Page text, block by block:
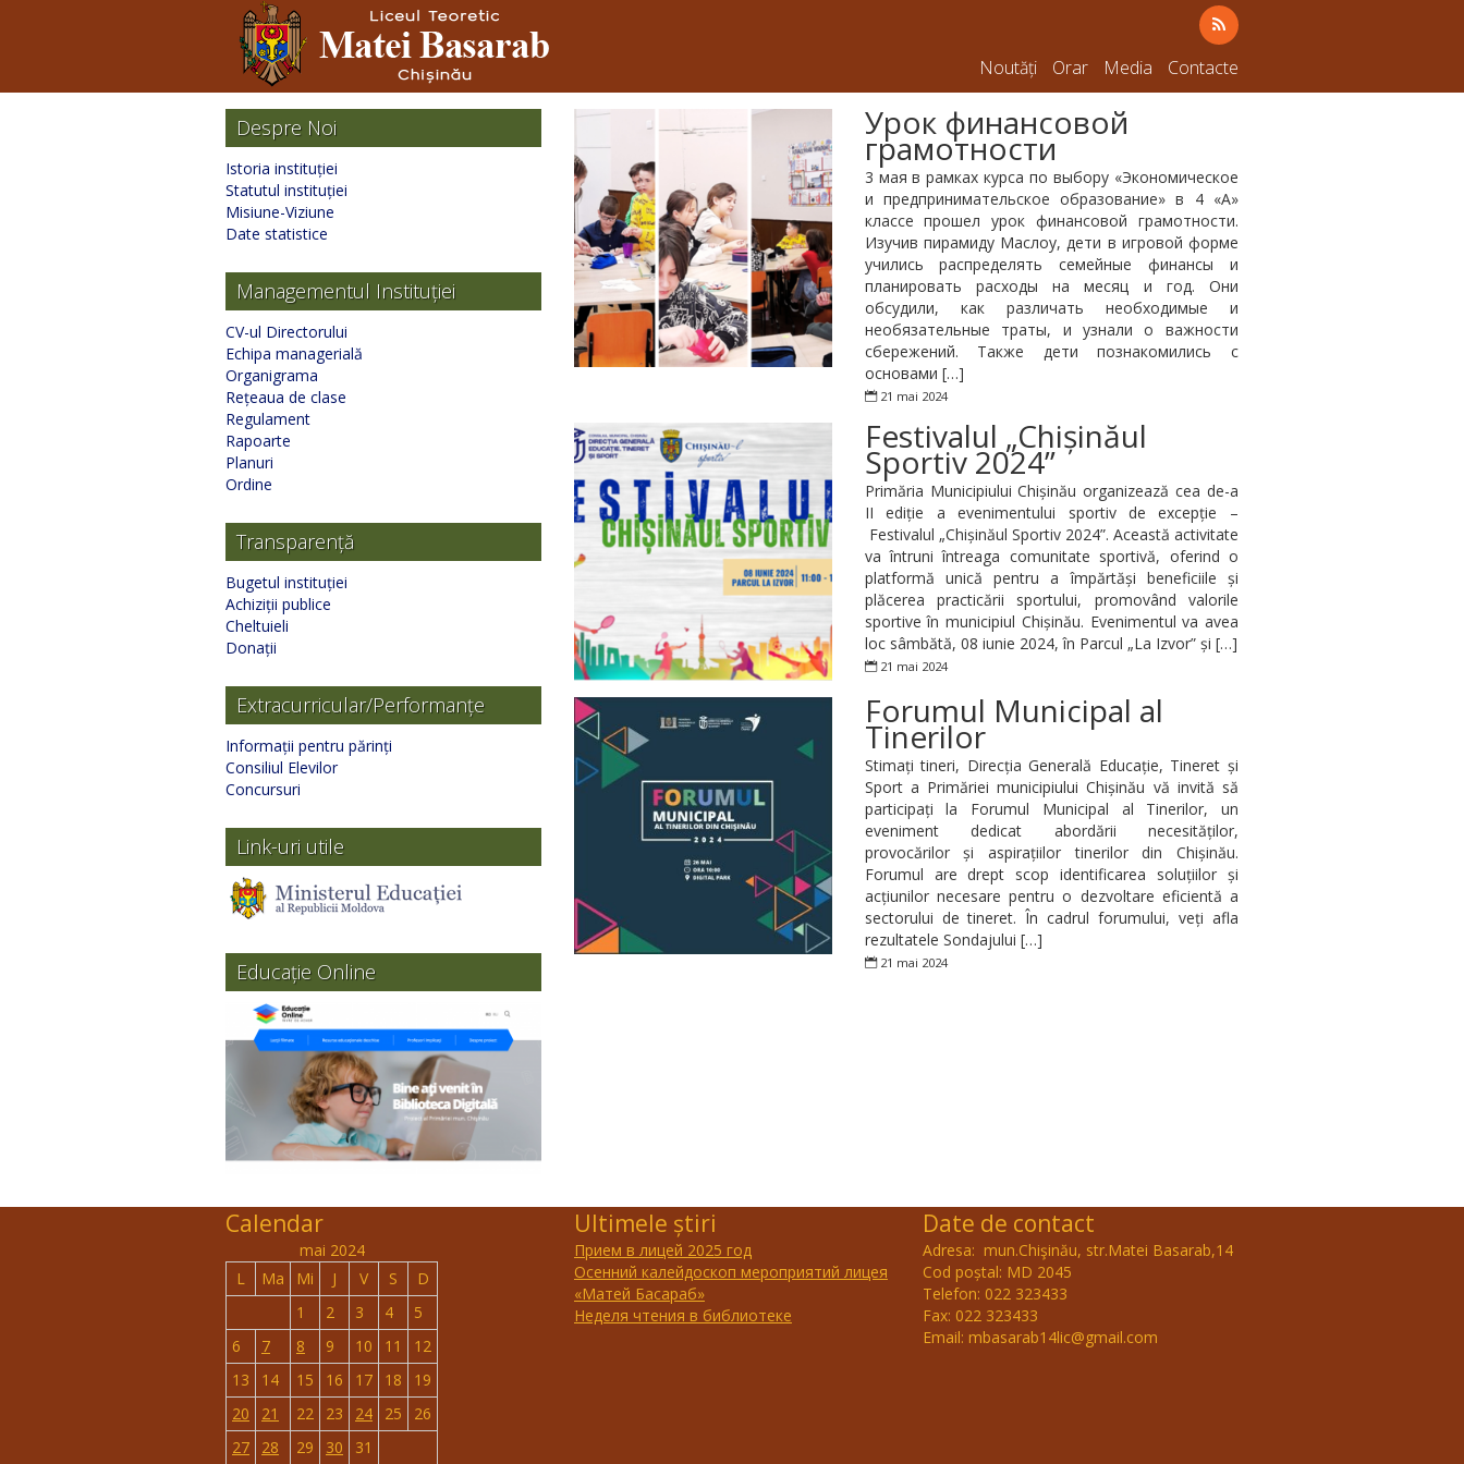
Noutăți Orar Media Contacte
Despre Noi
Istoria instituției
Statutul instituției
Misiune-Viziune
Date statistice
Managementul Instituției
CV-ul Directorului
Echipa managerială
Organigrama
Rețeaua de clase
Regulament
Rapoarte
Planuri
Ordine
Transparență
Bugetul instituției
Achiziții publice
Cheltuieli
Donații
Extracurricular/Performanțe
Informații pentru părinți
Consiliul Elevilor
Concursuri
Link-uri utile
Educație Online
Урок финансовой
грамотности
3 мая в рамках курса по выбору «Экономическое
и предпринимательское образование» в 4 «А»
классе прошел урок финансовой грамотности.
Изучив пирамиду Маслоу, дети в игровой форме
учились распределять семейные финансы и
планировать расходы на месяц и год. Они
обсудили, как различать необходимые и
необязательные траты, и узнали о важности
сбережений. Также дети познакомились с
основами […]
21 mai 2024
Festivalul „Chișinăul
Sportiv 2024”
Primăria Municipiului Chișinău organizează cea de-a
II ediție a evenimentului sportiv de excepție –
Festivalul „Chișinăul Sportiv 2024”. Această activitate
va întruni întreaga comunitate sportivă, oferind o
platformă unică pentru a împărtăși beneficiile și
plăcerea practicării sportului, promovând valorile
sportive în municipiul Chișinău. Evenimentul va avea
loc sâmbătă, 08 iunie 2024, în Parcul „La Izvor” și […]
21 mai 2024
Forumul Municipal al
Tinerilor
Stimați tineri, Direcția Generală Educație, Tineret și
Sport a Primăriei municipiului Chișinău vă invită să
participați la Forumul Municipal al Tinerilor, un
eveniment dedicat abordării necesităților,
provocărilor și aspirațiilor tinerilor din Chișinău.
Forumul are drept scop identificarea soluțiilor și
acțiunilor necesare pentru o dezvoltare eficientă a
sectorului de tineret. În cadrul forumului, veți afla
rezultatele Sondajului […]
21 mai 2024
Calendar
mai 2024
L
Ma Mi J V S
D
1
2 3 4
5
6
7 8 9 10 11
12
13
14 15 16 17 18
19
20
21 22 23 24 25
26
27
28 29 30 31
Ultimele știri
Прием в лицей 2025 год
Осенний калейдоскоп мероприятий лицея
«Матей Басараб»
Неделя чтения в библиотеке
Date de contact
Adresa: mun.Chişinău, str.Matei Basarab,14
Cod poștal: MD 2045
Telefon: 022 323433
Fax: 022 323433
Email: mbasarab14lic@gmail.com